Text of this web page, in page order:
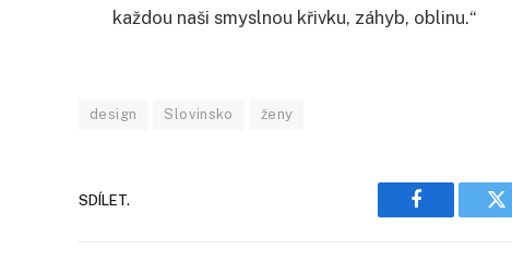
každou naši smyslnou křivku, záhyb, oblinu.“
design Slovinsko ženy
SDÍLET.
Facebook